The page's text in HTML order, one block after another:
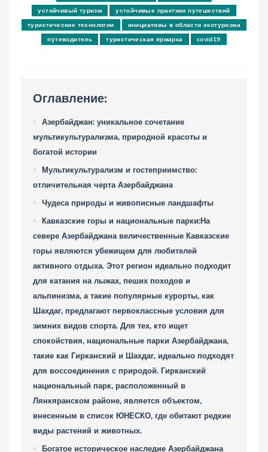
устойчивый туризм
устойчивые практики путешествий
туристические технологии
инициативы в области экотуризма
путеводитель
туристическая ярмарка covid19
Оглавление:
Азербайджан: уникальное сочетание
мультикультурализма, природной красоты и
богатой истории
Мультикультурализм и гостеприимство:
отличительная черта Азербайджана
Чудеса природы и живописные ландшафты
Кавказские горы и национальные парки:На
севере Азербайджана величественные Кавказские
горы являются убежищем для любителей
активного отдыха. Этот регион идеально подходит
для катания на лыжах, пеших походов и
альпинизма, а такие популярные курорты, как
Шахдаг, предлагают первоклассные условия для
зимних видов спорта. Для тех, кто ищет
спокойствия, национальные парки Азербайджана,
такие как Гирканский и Шахдаг, идеально подходят
для воссоединения с природой. Гирканский
национальный парк, расположенный в
Лянкяранском районе, является объектом,
внесенным в список ЮНЕСКО, где обитают редкие
виды растений и животных.
Богатое историческое наследие Азербайджана